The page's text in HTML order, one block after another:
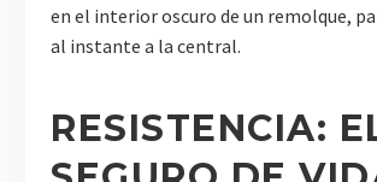
en el interior oscuro de un remolque,
al instante a la central.
RESISTENCIA: